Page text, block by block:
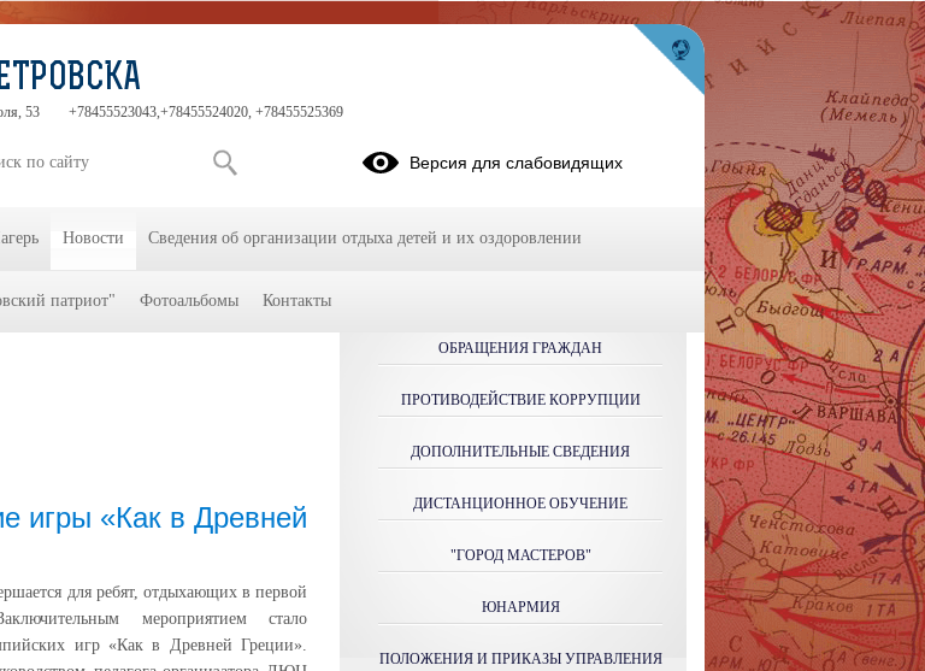
игры «Как в Древней
для ребят, отдыхающих в первой
мероприятием стало
игр «Как в Древней Греции».
ОБРАЩЕНИЯ ГРАЖДАН
ПРОТИВОДЕЙСТВИЕ КОРРУПЦИИ
ДОПОЛНИТЕЛЬНЫЕ СВЕДЕНИЯ
ДИСТАНЦИОННОЕ ОБУЧЕНИЕ
"ГОРОД МАСТЕРОВ"
ЮНАРМИЯ
ПОЛОЖЕНИЯ И ПРИКАЗЫ УПРАВЛЕНИЯ
53 +78455523043,+78455524020, +78455525369
Версия для слабовидящих
Новости Сведения об организации отдыха детей и их оздоровлении
патриот" Фотоальбомы Контакты